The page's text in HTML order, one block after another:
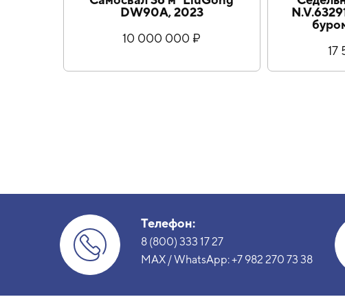
DW90A, 2023
10 000 000 ₽
17
Телефон:
8 (800) 333 17 27
MAX / WhatsApp:+7 982 270 73 38